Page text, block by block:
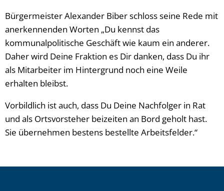
Bürgermeister Alexander Biber schloss seine Rede mit
anerkennenden Worten „Du kennst das
kommunalpolitische Geschäft wie kaum ein anderer.
Daher wird Deine Fraktion es Dir danken, dass Du ihr
als Mitarbeiter im Hintergrund noch eine Weile
erhalten bleibst.
Vorbildlich ist auch, dass Du Deine Nachfolger in Rat
und als Ortsvorsteher beizeiten an Bord geholt hast.
Sie übernehmen bestens bestellte Arbeitsfelder.“